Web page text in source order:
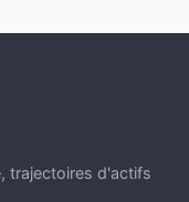
trajectoires d'actifs